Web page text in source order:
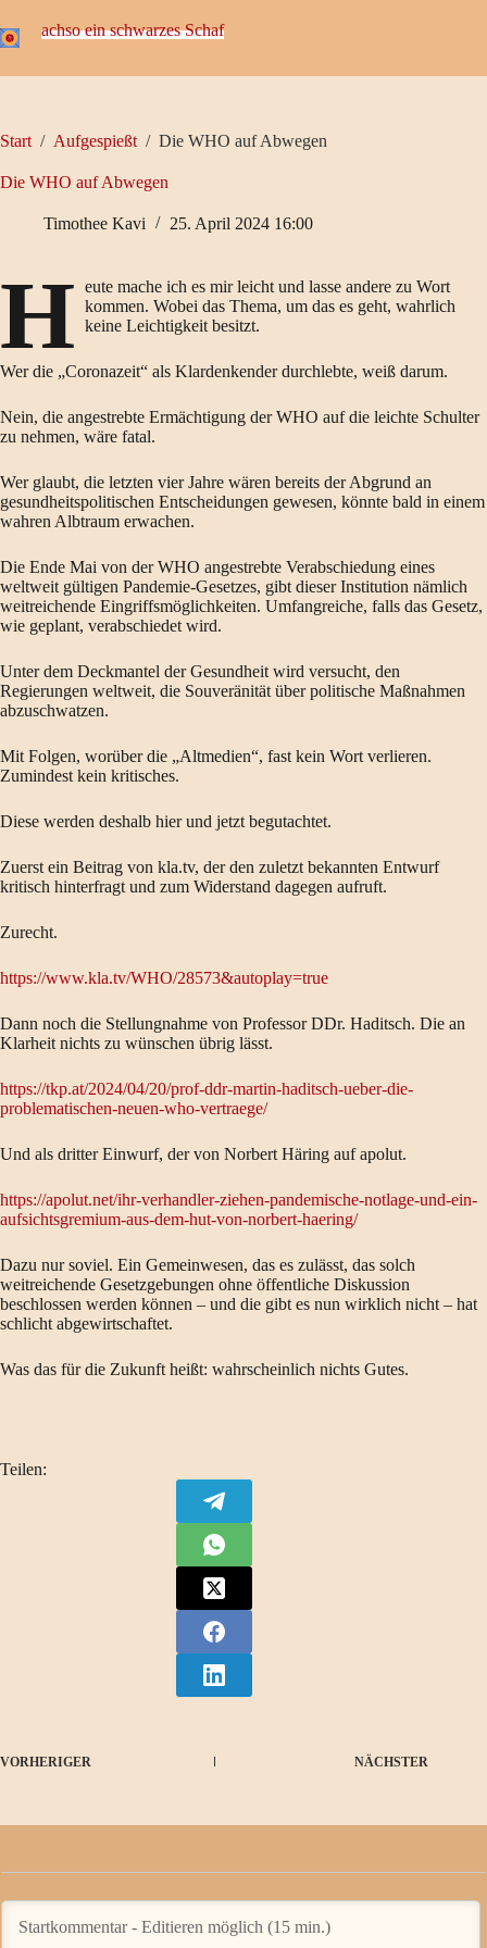
Inhalt
springen
achso ein schwarzes Schaf
Start / Aufgespießt / Die WHO auf Abwegen
Die WHO auf Abwegen
Timothee Kavi 25. April 2024 16:00
H eute mache ich es mir leicht und lasse andere zu Wort
kommen. Wobei das Thema, um das es geht, wahrlich
keine Leichtigkeit besitzt.
Wer die „Coronazeit“ als Klardenkender durchlebte, weiß darum.
Nein, die angestrebte Ermächtigung der WHO auf die leichte Schulter
zu nehmen, wäre fatal.
Wer glaubt, die letzten vier Jahre wären bereits der Abgrund an
gesundheitspolitischen Entscheidungen gewesen, könnte bald in einem
wahren Albtraum erwachen.
Die Ende Mai von der WHO angestrebte Verabschiedung eines
weltweit gültigen Pandemie-Gesetzes, gibt dieser Institution nämlich
weitreichende Eingriffsmöglichkeiten. Umfangreiche, falls das Gesetz,
wie geplant, verabschiedet wird.
Unter dem Deckmantel der Gesundheit wird versucht, den
Regierungen weltweit, die Souveränität über politische Maßnahmen
abzuschwatzen.
Mit Folgen, worüber die „Altmedien“, fast kein Wort verlieren.
Zumindest kein kritisches.
Diese werden deshalb hier und jetzt begutachtet.
Zuerst ein Beitrag von kla.tv, der den zuletzt bekannten Entwurf
kritisch hinterfragt und zum Widerstand dagegen aufruft.
Zurecht.
https://www.kla.tv/WHO/28573&autoplay=true
Dann noch die Stellungnahme von Professor DDr. Haditsch. Die an
Klarheit nichts zu wünschen übrig lässt.
https://tkp.at/2024/04/20/prof-ddr-martin-haditsch-ueber-die-
problematischen-neuen-who-vertraege/
Und als dritter Einwurf, der von Norbert Häring auf apolut.
https://apolut.net/ihr-verhandler-ziehen-pandemische-notlage-und-ein-
aufsichtsgremium-aus-dem-hut-von-norbert-haering/
Dazu nur soviel. Ein Gemeinwesen, das es zulässt, das solch
weitreichende Gesetzgebungen ohne öffentliche Diskussion
beschlossen werden können – und die gibt es nun wirklich nicht – hat
schlicht abgewirtschaftet.
Was das für die Zukunft heißt: wahrscheinlich nichts Gutes.
Teilen:
VORHERIGER NÄCHSTER